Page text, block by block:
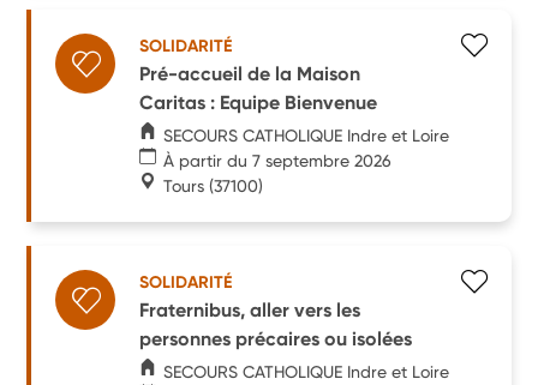
SOLIDARITÉ
Pré-accueil de la Maison
Caritas : Equipe Bienvenue
SECOURS CATHOLIQUE Indre et Loire
À partir du 7 septembre 2026
Tours (37100)
SOLIDARITÉ
Fraternibus, aller vers les
personnes précaires ou isolées
SECOURS CATHOLIQUE Indre et Loire